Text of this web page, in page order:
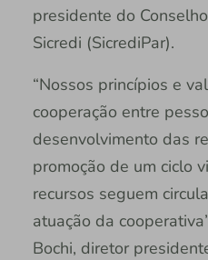
presidente do
Sicredi (SicrediPar).
“Nossos princípios e
cooperação entre
desenvolvimento das
promoção de um ciclo
recursos seguem
atuação da
Bochi, diretor